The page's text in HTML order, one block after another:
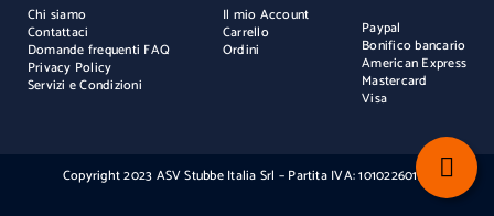
Chi siamo
Contattaci
Domande frequenti FAQ
Privacy Policy
Servizi e Condizioni
Il mio Account
Carrello
Ordini
Paypal
Bonifico bancario
American Express
Mastercard
Visa
Copyright 2023 ASV Stubbe Italia Srl – Partita IVA: 10102260154